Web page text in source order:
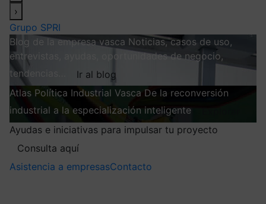
›
Grupo SPRI
Blog de la empresa vasca Noticias, casos de uso,
entrevistas, ayudas, oportunidades de negocio,
tendencias…
Ir al blog
Atlas Política Industrial Vasca De la reconversión
industrial a la especialización inteligente
Ayudas e iniciativas para impulsar tu proyecto
Consulta aquí
Asistencia a empresasContacto